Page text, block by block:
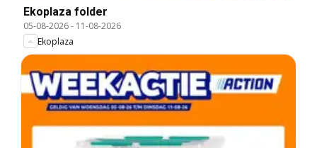
Ekoplaza folder
05-08-2026- 11-08-2026
Ekoplaza